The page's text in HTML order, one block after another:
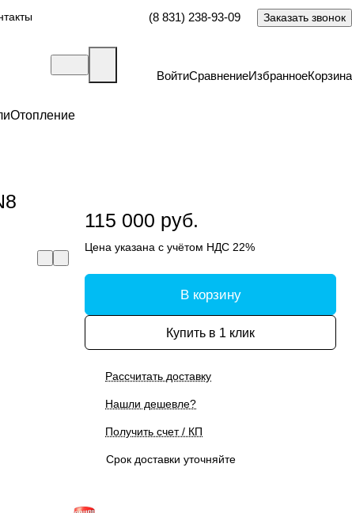
(8 831) 238-93-09 Заказать звонок
ВойтиСравнениеИзбранноеКорзина
Отопление
115 000 руб.
Цена указана с учётом НДС 22%
В корзину
Купить в 1 клик
Рассчитать доставку
Нашли дешевле?
Получить счет / КП
Срок доставки уточняйте